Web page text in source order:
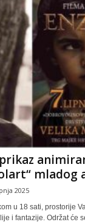
mladog
2025
u 18 sati, prostorije
i fantazije. Održat će